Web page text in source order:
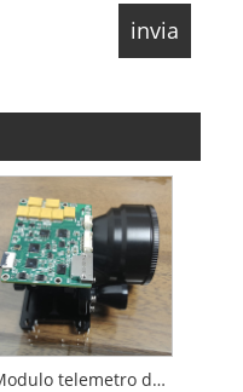
Modulo telemetro da 15 km